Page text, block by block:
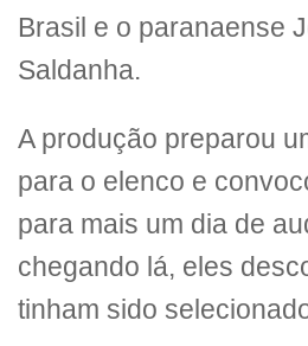
Brasil e o paranaense
Saldanha.
A produção preparou
para o elenco e
para mais um dia de
chegando lá, eles
tinham sido